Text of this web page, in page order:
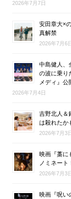
2026年7月7日
安田章大×
真解禁
2026年7月6
中島健人、
の波に乗り
メディ』公
2026年7月4日
吉野北人＆
は殺れたか
2026年7月3
映画『藁に
ノミネート
2026年7月3
映画『呪い